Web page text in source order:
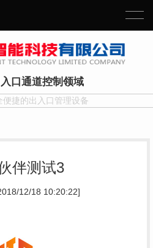
口通道控制领域
便捷的出入口管理设备
伴测试3
12/18 10:20:22]